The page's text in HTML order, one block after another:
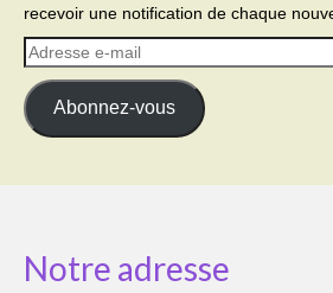
recevoir une notification de chaque
Adresse
e-
mail
Abonnez-vous
Notre adresse